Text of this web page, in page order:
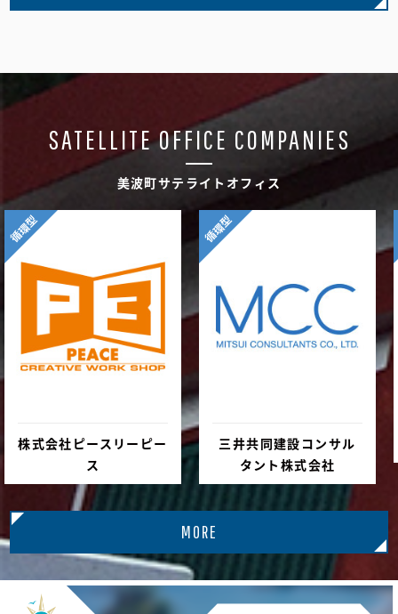
SATELLITE OFFICE COMPANIES
美波町サテライトオフィス
循環型
株式会社ピースリーピー
ス
循環型
三井共同建設コンサル
タント株式会社
MORE